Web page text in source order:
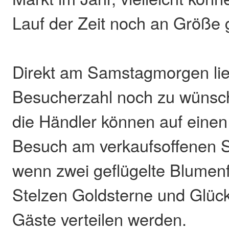
Lauf der Zeit noch an Größe
Direkt am Samstagmorgen
Besucherzahl noch zu
die Händler können auf
Besuch am verkaufsoffenen
wenn zwei geflügelte
Stelzen Goldsterne und
Gäste verteilen werden.